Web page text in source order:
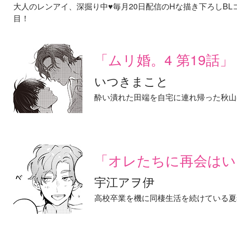
大人のレンアイ、深掘り中♥毎月20日配信のHな描き下ろし
目！
「ムリ婚。4 第19話」
いつきまこと
酔い潰れた田端を自宅に連れ帰った秋
「オレたちに再会は
宇江アヲ伊
高校卒業を機に同棲生活を続けている